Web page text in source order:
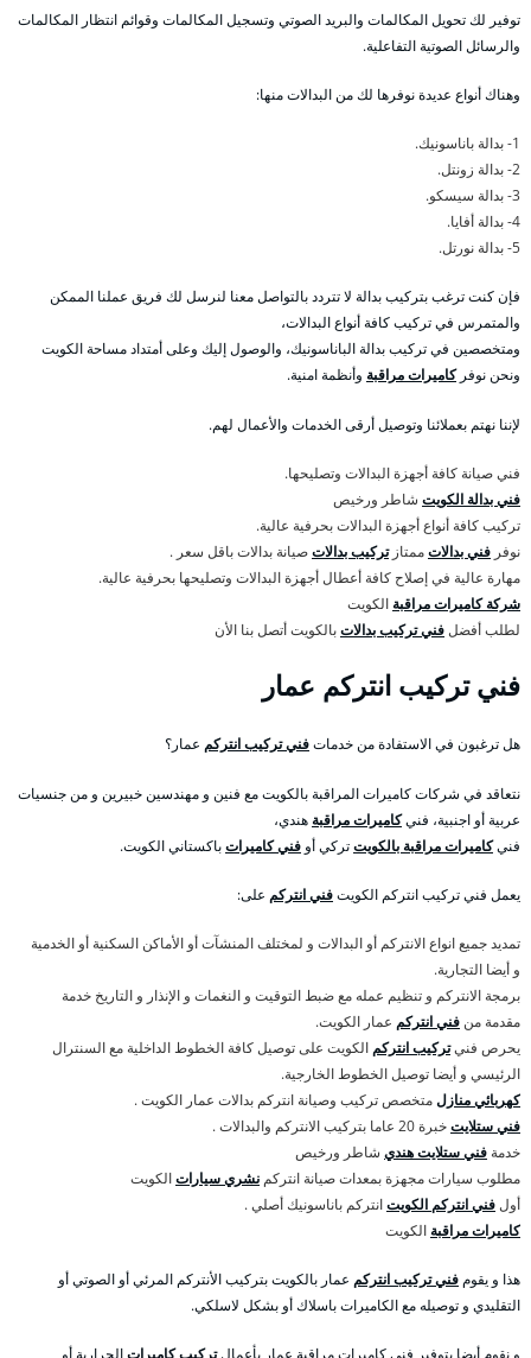
توفير لك تحويل المكالمات والبريد الصوتي وتسجيل المكالمات وقوائم انتظار المكالمات
والرسائل الصوتية التفاعلية.
وهناك أنواع عديدة نوفرها لك من البدالات منها:
1- بدالة باناسونيك.
2- بدالة زونتل.
3- بدالة سيسكو.
4- بدالة أفايا.
5- بدالة نورتل.
فإن كنت ترغب بتركيب بدالة لا تتردد بالتواصل معنا لنرسل لك فريق عملنا الممكن
والمتمرس في تركيب كافة أنواع البدالات،
ومتخصصين في تركيب بدالة الباناسونيك، والوصول إليك وعلى أمتداد مساحة الكويت
ونحن نوفركاميرات مراقبة وأنظمة امنية.
لإننا نهتم بعملائنا وتوصيل أرقى الخدمات والأعمال لهم.
فني صيانة كافة أجهزة البدالات وتصليحها.
فني بدالة الكويت شاطر ورخيص
تركيب كافة أنواع أجهزة البدالات بحرفية عالية.
نوفر فني بدالاتممتازتركيب بدالاتصيانة بدالات باقل سعر .
مهارة عالية في إصلاح كافة أعطال أجهزة البدالات وتصليحها بحرفية عالية.
شركة كاميرات مراقبة الكويت
لطلب أفضلفني تركيب بدالاتبالكويت أتصل بنا الأن
فني تركيب انتركم عمار
هل ترغبون في الاستفادة من خدماتفني تركيب انتركم عمار؟
نتعاقد في شركات كاميرات المراقبة بالكويت مع فنين و مهندسين خبيرين و من جنسيات
عربية أو اجنبية، فنيكاميرات مراقبة هندي،
فنيكاميرات مراقبة بالكويتتركي أو فني كاميراتباكستاني الكويت.
يعمل فني تركيب انتركم الكويتفني انتركم على:
تمديد جميع انواع الانتركم أو البدالات و لمختلف المنشآت أو الأماكن السكنية أو الخدمية
و أيضا التجارية.
برمجة الانتركم و تنظيم عمله مع ضبط التوقيت و النغمات و الإنذار و التاريخ خدمة
مقدمة من فني انتركم عمار الكويت.
يحرص فنيتركيب انتركم الكويت على توصيل كافة الخطوط الداخلية مع السنترال
الرئيسي و أيضا توصيل الخطوط الخارجية.
كهربائي منازلمتخصص تركيب وصيانة انتركم بدالات عمار الكويت .
فني ستلايتخبرة 20 عاما بتركيب الانتركم والبدالات .
خدمة فني ستلايت هندي شاطر ورخيص
مطلوب سيارات مجهزة بمعدات صيانة انتركم نشري سياراتالكويت
أولفني انتركم الكويتانتركم باناسونيك أصلي .
كاميرات مراقبة الكويت
هذا و يقوم فني تركيب انتركم عمار بالكويت بتركيب الأنتركم المرئي أو الصوتي أو
التقليدي و توصيله مع الكاميرات باسلاك أو بشكل لاسلكي.